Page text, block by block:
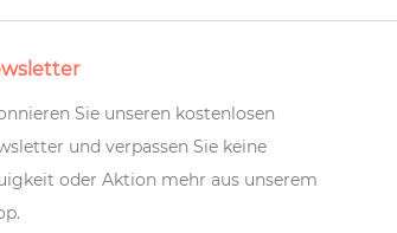
Sie unseren kostenlosen
und verpassen Sie keine
oder Aktion mehr aus unserem